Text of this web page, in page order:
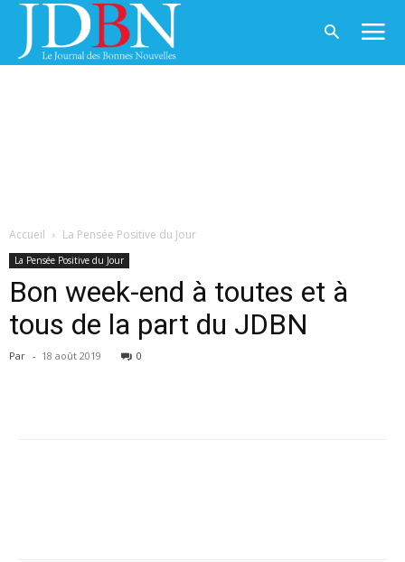
Accueil La Pensée Positive du Jour
La Pensée Positive du Jour
Bon week-end à toutes et à
tous de la part du JDBN
Par - 18 août 2019 0